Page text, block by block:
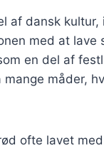
af dansk
med at
en del af
mange måder,
ofte lavet